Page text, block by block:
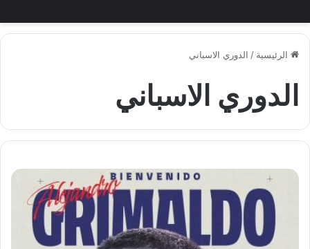
الرئيسية / الدوري الاسباني
الدوري الاسباني